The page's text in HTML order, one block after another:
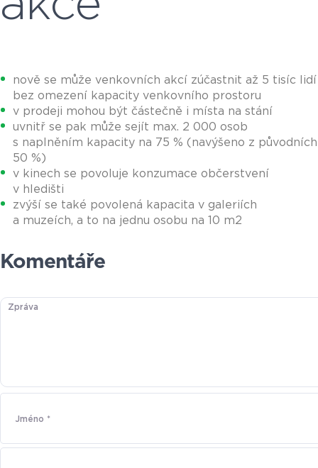
nově se může venkovních akcí zúčastnit až 5 tisíc lidí
bez omezení kapacity venkovního prostoru
v prodeji mohou být částečně i místa na stání
uvnitř se pak může sejít max. 2 000 osob
s naplněním kapacity na 75 % (navýšeno z původních
50 %)
v kinech se povoluje konzumace občerstvení
v hledišti
zvýší se také povolená kapacita v galeriích
a muzeích, a to na jednu osobu na 10 m2
Komentáře